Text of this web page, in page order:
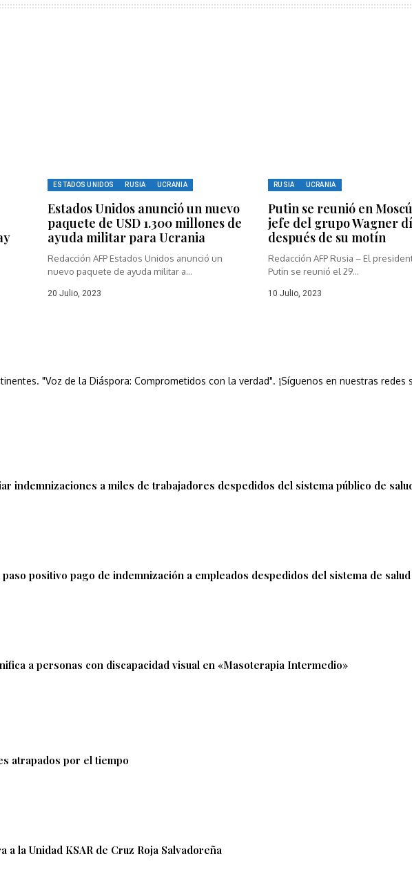
ESTADOS UNIDOS RUSIA UCRANIA
Estados Unidos anunció un nuevo
paquete de USD 1.300 millones de
ayuda militar para Ucrania
Redacción AFP Estados Unidos anunció un
nuevo paquete de ayuda militar a...
20 Julio, 2023
RUSIA UCRANIA
Putin se reunió en
jefe del grupo Wagner
después de su motín
Redacción AFP Rusia – El
Putin se reunió el 29...
10 Julio, 2023
"Voz de la Diáspora: Comprometidos con la verdad". ¡Síguenos en nuestras redes
indemnizaciones a miles de trabajadores despedidos del sistema público de
positivo pago de indemnización a empleados despedidos del sistema de salud
a personas con discapacidad visual en «Masoterapia Intermedio»
atrapados por el tiempo
la Unidad KSAR de Cruz Roja Salvadoreña